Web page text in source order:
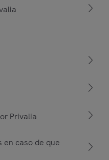
Privalia
en caso de que